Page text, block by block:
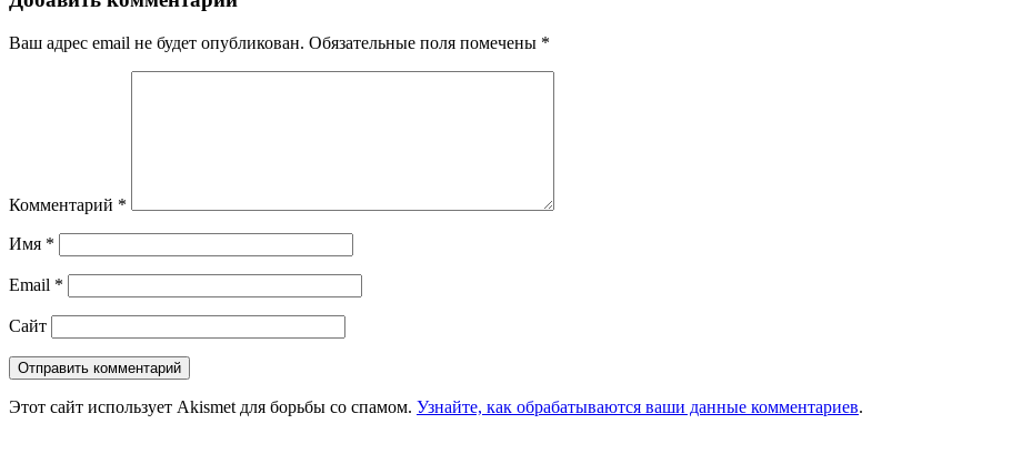
Ваш адрес email не будет опубликован. Обязательные поля помечены *
Комментарий *
Имя *
Email *
Сайт
Этот сайт использует Akismet для борьбы со спамом. Узнайте, как обрабатываются ваши данные комментариев.